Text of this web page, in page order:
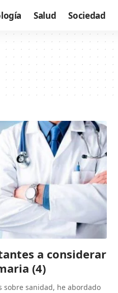
Salud Sociedad
a considerar
(4)
sobre sanidad, he abordado